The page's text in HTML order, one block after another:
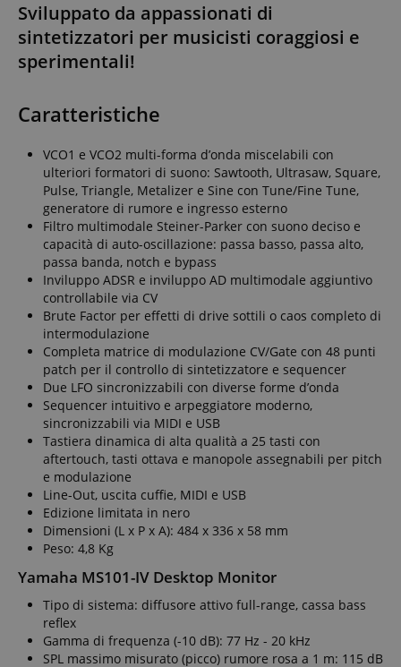
Sviluppato da appassionati di
sintetizzatori per musicisti coraggiosi e
sperimentali!
Caratteristiche
VCO1 e VCO2 multi-forma d’onda miscelabili con
ulteriori formatori di suono: Sawtooth, Ultrasaw, Square,
Pulse, Triangle, Metalizer e Sine con Tune/Fine Tune,
generatore di rumore e ingresso esterno
Filtro multimodale Steiner-Parker con suono deciso e
capacità di auto-oscillazione: passa basso, passa alto,
passa banda, notch e bypass
Inviluppo ADSR e inviluppo AD multimodale aggiuntivo
controllabile via CV
Brute Factor per effetti di drive sottili o caos completo di
intermodulazione
Completa matrice di modulazione CV/Gate con 48 punti
patch per il controllo di sintetizzatore e sequencer
Due LFO sincronizzabili con diverse forme d’onda
Sequencer intuitivo e arpeggiatore moderno,
sincronizzabili via MIDI e USB
Tastiera dinamica di alta qualità a 25 tasti con
aftertouch, tasti ottava e manopole assegnabili per pitch
e modulazione
Line-Out, uscita cuffie, MIDI e USB
Edizione limitata in nero
Dimensioni (L x P x A): 484 x 336 x 58 mm
Peso: 4,8 Kg
Yamaha MS101-IV Desktop Monitor
Tipo di sistema: diffusore attivo full-range, cassa bass
reflex
Gamma di frequenza (-10 dB): 77 Hz - 20 kHz
SPL massimo misurato (picco) rumore rosa a 1 m: 115 dB